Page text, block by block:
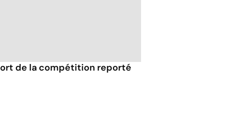
de la compétition reporté